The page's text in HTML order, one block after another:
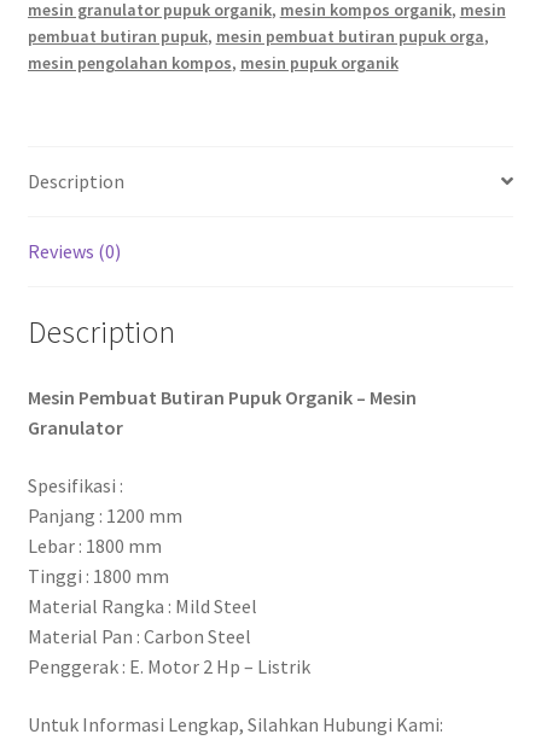
mesin granulator pupuk organik, mesin kompos organik, mesin
pembuat butiran pupuk, mesin pembuat butiran pupuk orga,
mesin pengolahan kompos, mesin pupuk organik
Description
Reviews (0)
Description
Mesin Pembuat Butiran Pupuk Organik – Mesin
Granulator
Spesifikasi :
Panjang : 1200 mm
Lebar : 1800 mm
Tinggi : 1800 mm
Material Rangka : Mild Steel
Material Pan : Carbon Steel
Penggerak : E. Motor 2 Hp – Listrik
Untuk Informasi Lengkap, Silahkan Hubungi Kami: